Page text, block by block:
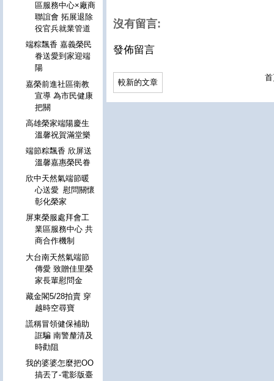
沒有留言:
發佈留言
較新的文章
區服務中心×廠商
聯誼會 拓展退除
役官兵就業管道
端粽飄香 嘉義榮民
眷送愛到家迎端
陽
嘉榮前進社區衛教
宣導 為市民健康
把關
高雄榮家端陽慶生
溫馨祝賀滿堂樂
端節粽飄香 欣屏送
溫馨嘉惠榮民眷
欣中天然氣端節暖
心送愛 慰問關懷
彰化榮家
屏東榮服處拜會工
業區服務中心 共
商合作機制
大台南天然氣端節
傳愛 致贈佳里榮
家長輩慰問金
藏金閣5/28拍賣 穿
越時空尋寶
謊稱冒領健保補助
誆騙 南警釐清及
時勸阻
我的婆婆怎麼把OO
搞丟了-電影版臺